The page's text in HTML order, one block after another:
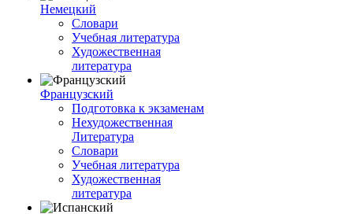
Немецкий
Словари
Учебная литература
Художественная
литература
Французский
Подготовка к экзаменам
Нехудожественная
Литература
Словари
Учебная литература
Художественная
литература